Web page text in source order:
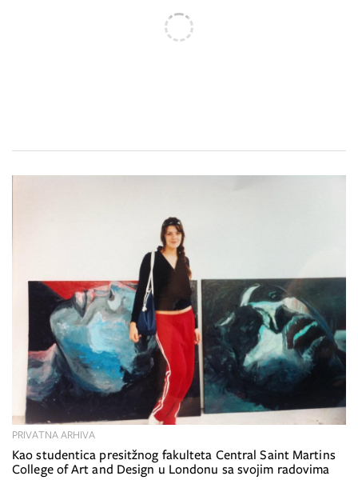
Kao studentica presitžnog fakulteta Central Saint Martins
College of Art and Design u Londonu sa svojim radovima
PRIVATNA ARHIVA